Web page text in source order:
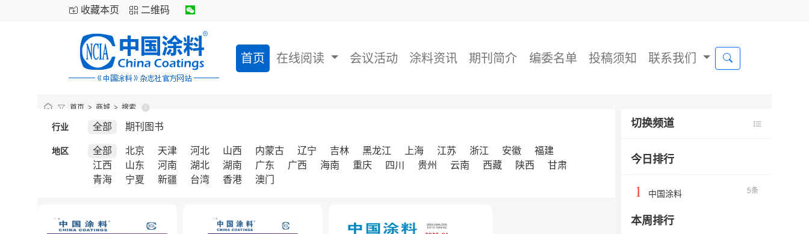
收藏本页 二维码
首页 在线阅读 会议活动 涂料资讯 期刊简介 编委名单 投稿须知 联系我们
首页 > 商城 > 搜索
行业 全部 期刊图书
地区 全部 北京 天津 河北 山西 内蒙古 辽宁 吉林 黑龙江 上海 江苏 浙江 安徽
福建
江西
山东 河南 湖北 湖南 广东 广西 海南 重庆 四川 贵州 云南 西藏 陕西
甘肃
青海
宁夏 新疆 台湾 香港 澳门
切换频道
今日排行
5条
1 中国涂料
本周排行